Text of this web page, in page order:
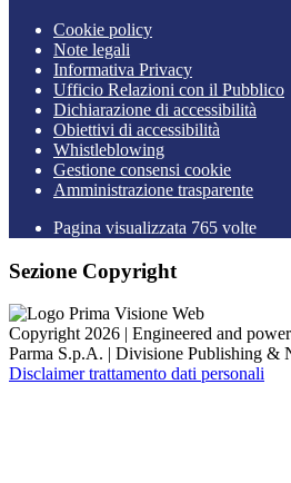
Cookie policy
Note legali
Informativa Privacy
Ufficio Relazioni con il Pubblico
Dichiarazione di accessibilità
Obiettivi di accessibilità
Whistleblowing
Gestione consensi cookie
Amministrazione trasparente
Pagina visualizzata 765 volte
Sezione Copyright
Copyright 2026 | Engineered and
Parma S.p.A. | Divisione Publishing &
Disclaimer trattamento dati personali